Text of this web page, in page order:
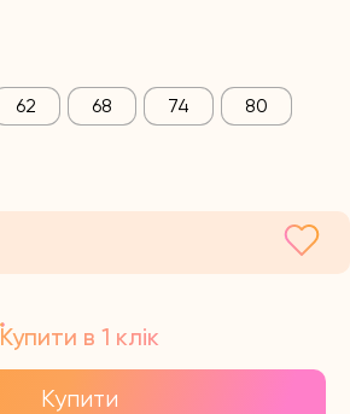
62 68 74
80
Купити в 1 клік
Купити